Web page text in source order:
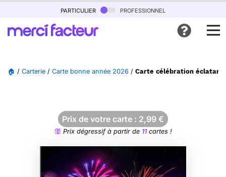
particulier professionnel
🏠 / Carterie / Carte bonne année 2026 / Carte célébration
Prix de votre carte : 2,99 €
Prix dégressif à partir de 11cartes !